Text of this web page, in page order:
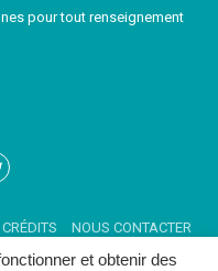
et obtenir des
pour tout renseignement
Lien
compte
Twitter
CRÉDITS NOUS CONTACTER